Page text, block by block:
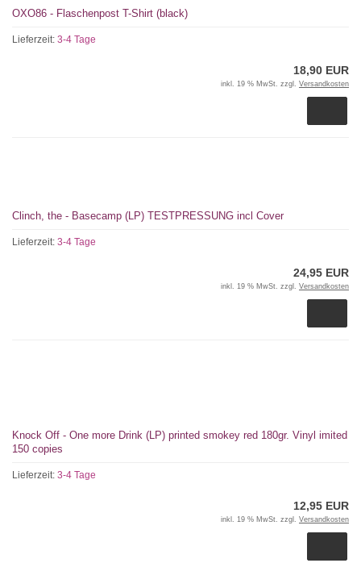
OXO86 - Flaschenpost T-Shirt (black)
Lieferzeit: 3-4 Tage
18,90 EUR
inkl. 19 % MwSt. zzgl. Versandkosten
Clinch, the - Basecamp (LP) TESTPRESSUNG incl Cover
Lieferzeit: 3-4 Tage
24,95 EUR
inkl. 19 % MwSt. zzgl. Versandkosten
Knock Off - One more Drink (LP) printed smokey red 180gr. Vinyl imited
150 copies
Lieferzeit: 3-4 Tage
12,95 EUR
inkl. 19 % MwSt. zzgl. Versandkosten